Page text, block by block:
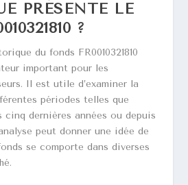
PRÉSENTE LE
?
du fonds FR0010321810
important pour les
Il est utile d’examiner la
périodes telles que
cinq dernières années ou depuis
peut donner une idée de
se comporte dans diverses